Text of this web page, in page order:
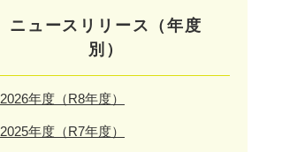
ニュースリリース（年度
別）
2026年度（R8年度）
2025年度（R7年度）